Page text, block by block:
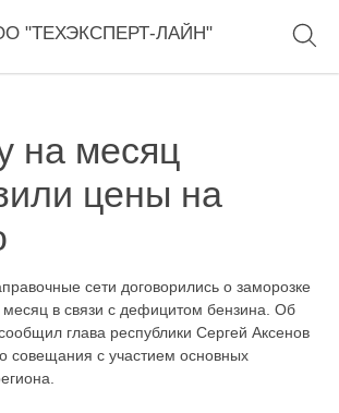
"ТЕХЭКСПЕРТ-ЛАЙН"
на месяц
цены на
сети договорились о заморозке
месяц в связи с дефицитом бензина. Об
глава республики Сергей Аксенов
совещания с участием основных